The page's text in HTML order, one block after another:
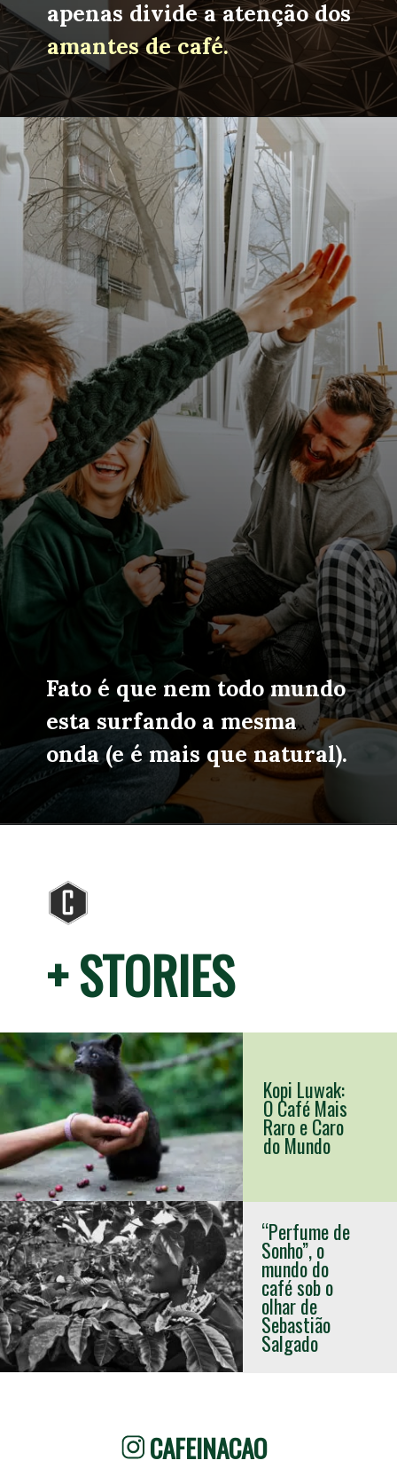
apenas divide a atenção dos
amantes de café.
Fato é que nem todo mundo
esta surfando a mesma
onda (e é mais que natural).
Kopi Luwak:
O Café Mais
Raro e Caro
do Mundo
“Perfume de
Sonho”, o
mundo do
café sob o
olhar de
Sebastião
Salgado
+ STORIES
CAFEINACAO